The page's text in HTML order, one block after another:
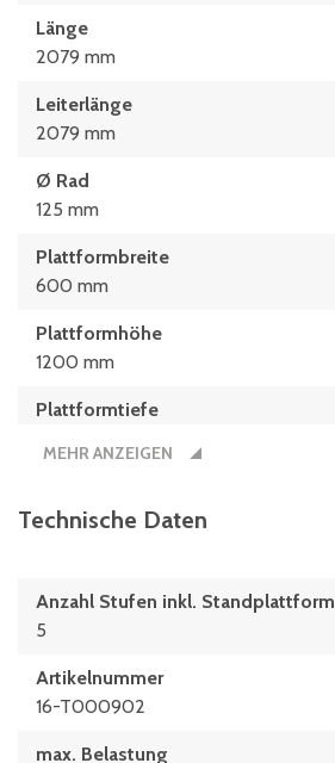
Länge
2079 mm
Leiterlänge
2079 mm
Ø Rad
125 mm
Plattformbreite
600 mm
Plattformhöhe
1200 mm
Plattformtiefe
200 mm
MEHR ANZEIGEN
Technische Daten
Anzahl Stufen inkl. Standplattform
5
Artikelnummer
16-T000902
max. Belastung